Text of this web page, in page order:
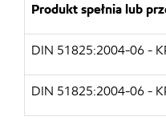
Produkt spełnia lub
DIN 51825:2004-06 -
DIN 51825:2004-06 -